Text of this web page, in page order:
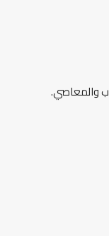
والمعاصي.